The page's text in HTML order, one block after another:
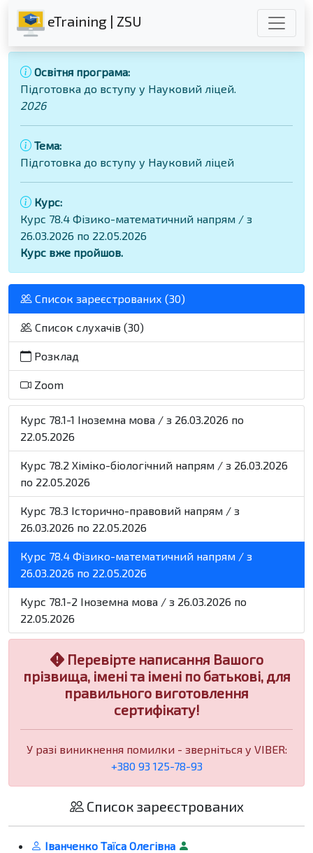
eTraining | ZSU
Освітня програма:
Підготовка до вступу у Науковий ліцей.
2026
Тема:
Підготовка до вступу у Науковий ліцей
Курс:
Курс 78.4 Фізико-математичний напрям / з
26.03.2026 по 22.05.2026
Курс вже пройшов.
Список зареєстрованих (30)
Список слухачів (30)
Розклад
Zoom
Курс 78.1-1 Іноземна мова / з 26.03.2026 по
22.05.2026
Курс 78.2 Хіміко-біологічний напрям / з 26.03.2026
по 22.05.2026
Курс 78.3 Історично-правовий напрям / з
26.03.2026 по 22.05.2026
Курс 78.4 Фізико-математичний напрям / з
26.03.2026 по 22.05.2026
Курс 78.1-2 Іноземна мова / з 26.03.2026 по
22.05.2026
Перевірте написання Вашого
прізвища, імені та імені по батькові, для
правильного виготовлення
сертифікату!
У разі виникнення помилки - зверніться у VIBER:
+380 93 125-78-93
Список зареєстрованих
Іванченко Таїса Олегівна